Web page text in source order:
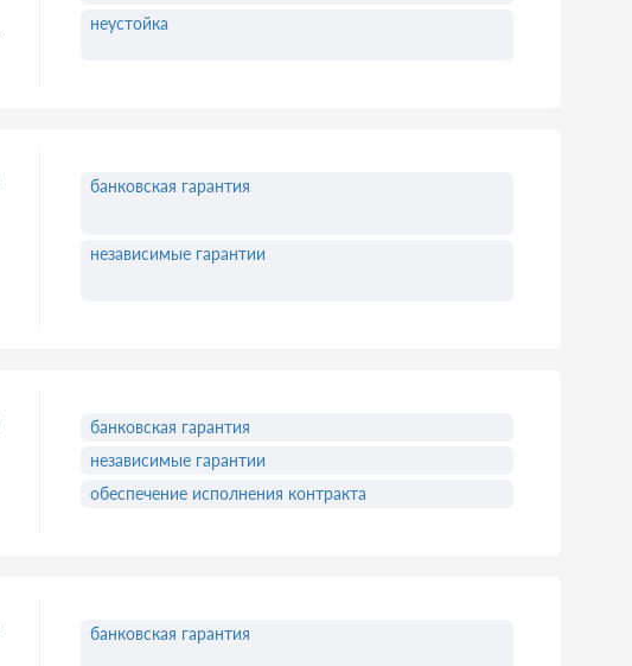
неустойка
банковская гарантия
независимые гарантии
банковская гарантия
независимые гарантии
обеспечение исполнения контракта
банковская гарантия